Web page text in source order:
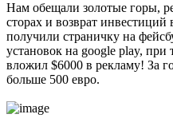
Нам обещали золотые горы,
сторах и возврат
получили страничку на
установок на google play, при
вложил $6000 в рекламу! За
больше 500 евро.